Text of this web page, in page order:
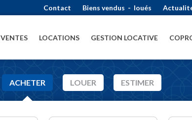
Contact Biens vendus - loués
VENTES LOCATIONS GESTION LOCATIVE
ACHETER LOUER ESTIMER